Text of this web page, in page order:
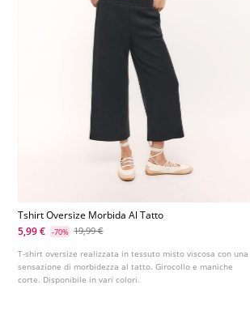
Tshirt Oversize Morbida Al Tatto
5,99 €
-70% 19,99 €
T-shirt oversize realizzata in tessuto misto viscosa con una
sensazione di morbidezza al tatto. Girocollo e maniche
corte. Disponibile in vari colori.